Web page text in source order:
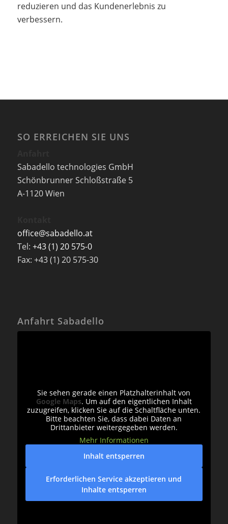
reduzieren und das Kundenerlebnis zu
verbessern.
SO ERREICHEN SIE UNS
Sabadello technologies GmbH
Schönbrunner Schloßstraße 5
A-1120 Wien
office@sabadello.at
Tel: +43 (1) 20 575-0
Fax: +43 (1) 20 575-30
Anfahrt Sabadello
Sie sehen gerade einen Platzhalterinhalt von
Google Maps. Um auf den eigentlichen Inhalt
zuzugreifen, klicken Sie auf die Schaltfläche unten.
Bitte beachten Sie, dass dabei Daten an
Drittanbieter weitergegeben werden.
Mehr Informationen
Inhalt entsperren
Erforderlichen Service akzeptieren und
Inhalte entsperren